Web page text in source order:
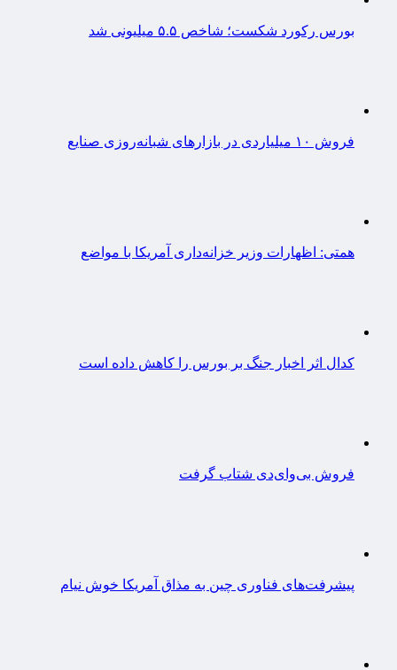
بورس رکورد شکست؛ شاخص ۵.۵ میلیونی شد
فروش ۱۰ میلیاردی در بازارهای شبانه‌روزی صنایع
همتی: اظهارات وزیر خزانه‌داری آمریکا با مواضع
کدال اثر اخبار جنگ بر بورس را کاهش داده است
فروش بی‌وای‌دی شتاب گرفت
پیشرفت‌های فناوری چین به مذاق آمریکا خوش نیام